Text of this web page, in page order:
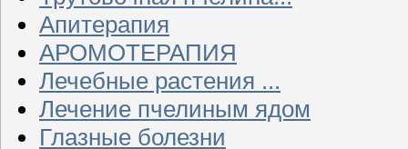
Апитерапия
АРОМОТЕРАПИЯ
Лечебные растения ...
Лечение пчелиным ядом
Глазные болезни